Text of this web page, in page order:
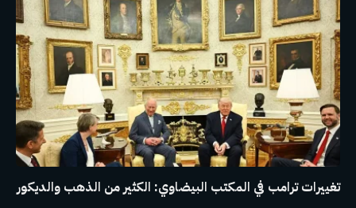
تغييرات ترامب في المكتب البيضاوي: الكثير من الذهب والديكور